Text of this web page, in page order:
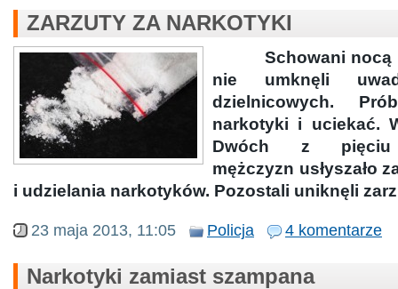
ZARZUTY ZA NARKOTYKI
Schowani
nie umknęli
dzielnicowych.
narkotyki i uciekać.
Dwóch z pięciu
mężczyzn usłyszało
i udzielania narkotyków. Pozostali uniknęli
23 maja 2013, 11:05 Policja 4 komentarze
Narkotyki zamiast szampana